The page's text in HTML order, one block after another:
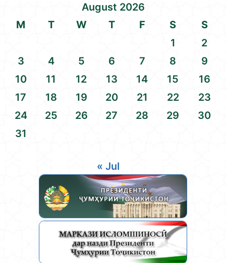
August 2026
M
T W T F S
S
1
2
3
4 5 6 7 8
9
10
11 12 13 14 15
16
17
18 19 20 21 22
23
24
25 26 27 28 29
30
31
« Jul